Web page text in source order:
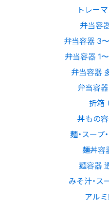
トレーマ
弁当容
弁当容器 3
弁当容器 1
弁当容器
弁当容器
折箱
丼もの容
麺・スープ
麺丼容
麺容器
みそ汁・ス
アルミ